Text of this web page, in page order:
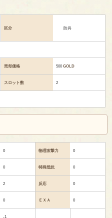
区分 防具
売却価格 500GOLD
スロット数 2
0 物理攻撃力 0
0 特殊抵抗 0
2 反応 0
0 ＥＸＡ 0
-1